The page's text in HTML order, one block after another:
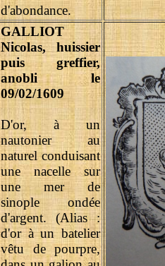
d'abondance.
GALLIOT
Nicolas, huissier
puis greffier,
anobli le
09/02/1609
D'or, à un
nautonier au
naturel conduisant
une nacelle sur
une mer de
sinople ondée
d'argent. (Alias :
d'or à un batelier
vêtu de pourpre,